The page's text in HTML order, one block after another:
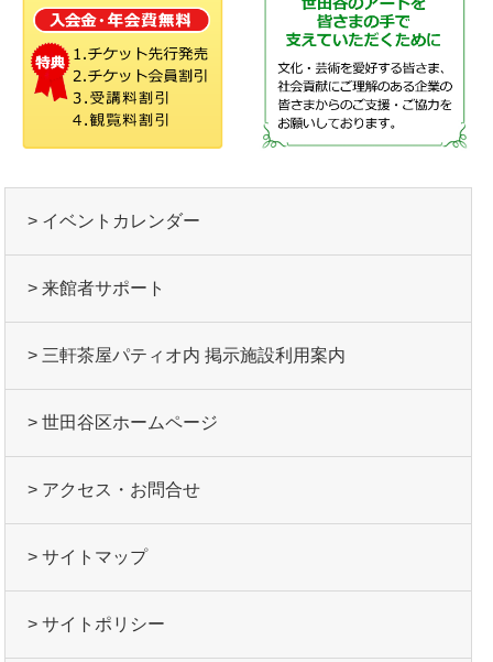
> イベントカレンダー
> 来館者サポート
> 三軒茶屋パティオ内 掲示施設利用案内
> 世田谷区ホームページ
> アクセス・お問合せ
> サイトマップ
> サイトポリシー